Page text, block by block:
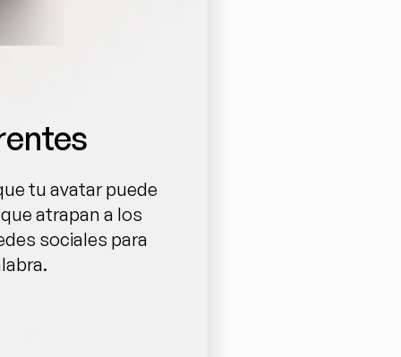
tu avatar puede
atrapan a los
sociales para